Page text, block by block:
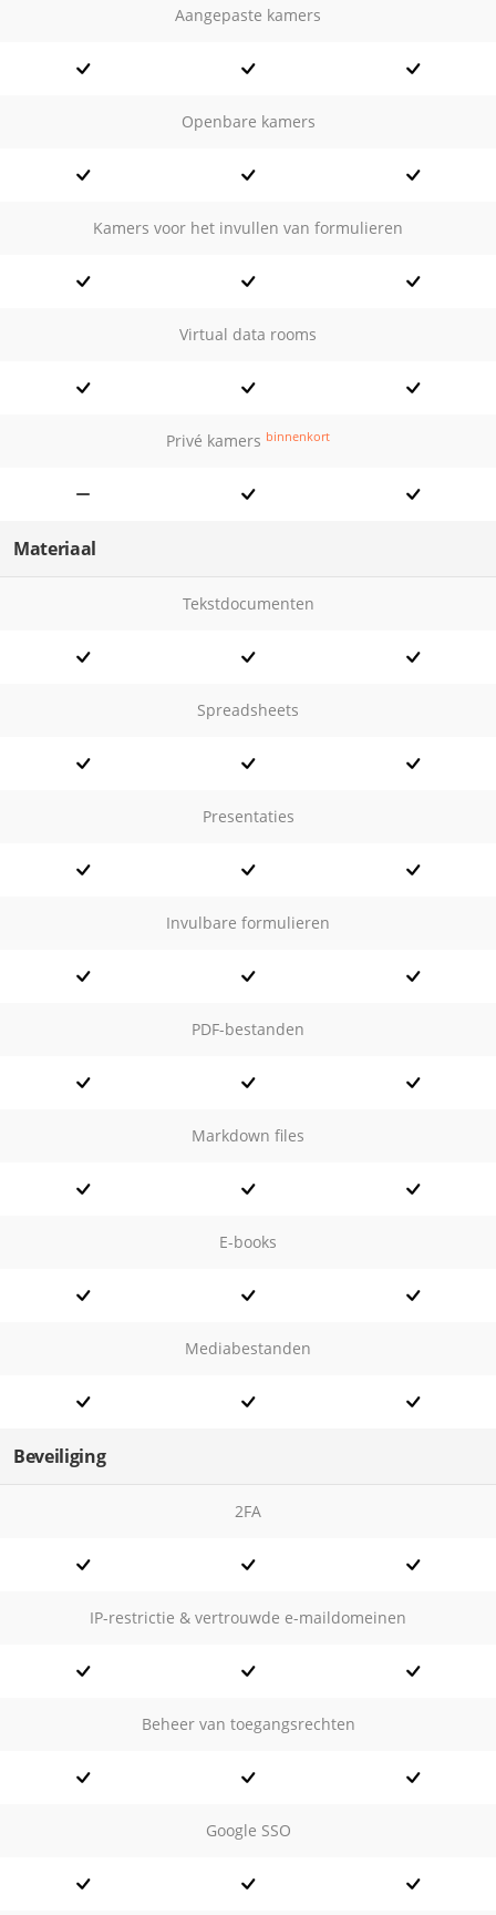
Aangepaste kamers
Openbare kamers
Kamers voor het invullen van formulieren
Virtual data rooms
Privé kamers binnenkort
Materiaal
Tekstdocumenten
Spreadsheets
Presentaties
Invulbare formulieren
PDF-bestanden
Markdown files
E-books
Mediabestanden
Beveiliging
2FA
IP-restrictie & vertrouwde e-maildomeinen
Beheer van toegangsrechten
Google SSO